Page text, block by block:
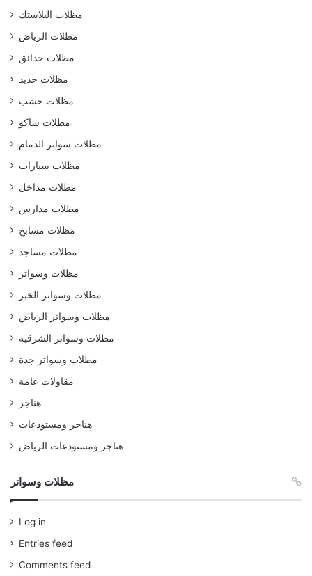
مظلات البلاستك
مظلات الرياض
مظلات حدائق
مظلات حديد
مظلات خشب
مظلات ساكو
مظلات سواتر الدمام
مظلات سيارات
مظلات مداخل
مظلات مدارس
مظلات مسابح
مظلات مساجد
مظلات وسواتر
مظلات وسواتر الخبر
مظلات وسواتر الرياض
مظلات وسواتر الشرقية
مظلات وسواتر جدة
مقاولات عامة
هناجر
هناجر ومستودعات
هناجر ومستودعات الرياض
مظلات وسواتر
Log in
Entries feed
Comments feed